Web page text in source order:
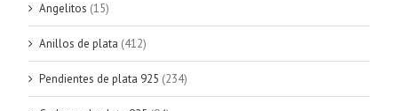
Angelitos (15)
Anillos de plata (412)
Pendientes de plata 925 (234)